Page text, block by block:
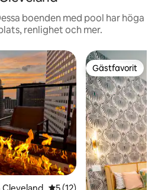
boenden med pool har höga
renlighet och mer.
Gästfavorit
Gästfavorit